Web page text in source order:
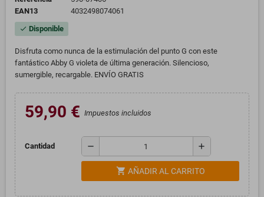
EAN13
4032498074061
check Disponible
Disfruta como nunca de la estimulación del punto G con este
fantástico Abby G violeta de última generación. Silencioso,
sumergible, recargable. ENVÍO GRATIS
59,90 € Impuestos incluidos
Cantidad remove add
shopping_cart AÑADIR AL CARRITO